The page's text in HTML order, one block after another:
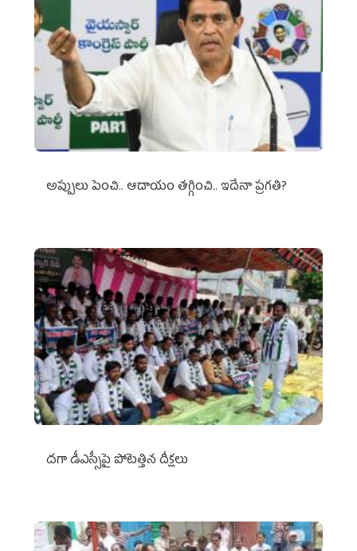
అప్పులు పెంచి.. ఆదాయం తగ్గించి.. ఇదేనా ప్రగతి?
దగా డీఎస్సీపై పోటెత్తిన దీక్షలు